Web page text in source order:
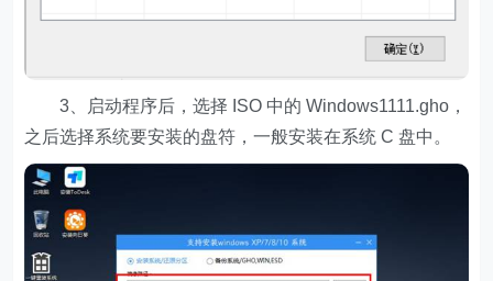
3、启动程序后，选择 ISO 中的 Windows1111.gho，
之后选择系统要安装的盘符，一般安装在系统 C 盘中。